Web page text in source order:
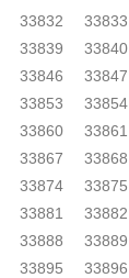
33832 33833
33839 33840
33846 33847
33853 33854
33860 33861
33867 33868
33874 33875
33881 33882
33888 33889
33895 33896